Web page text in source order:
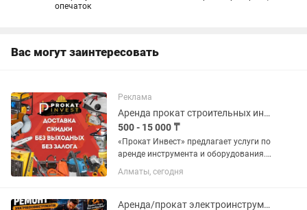
опечаток
Вас могут заинтересовать
Реклама
Аренда прокат строительных инструментов оборудования электро алматы бенза
500 - 15 000 ₸
«Прокат Инвест» предлагает услуги по
аренде инструмента и оборудования.
Наш адрес (есть доставка): г. Алматы,
ул. Кабдолова 22б (уг. Саина)
18:00. Подробнее на...
Алматы, сегодня
Аренда/прокат электроинструмента ремонт продажа запчастей